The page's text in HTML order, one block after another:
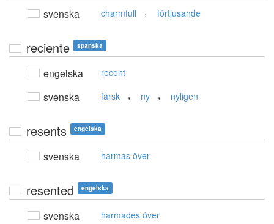
svenska charmfull , förtjusande
reciente spanska
engelska recent
svenska färsk , ny , nyligen
resents engelska
svenska harmas över
resented engelska
svenska harmades över